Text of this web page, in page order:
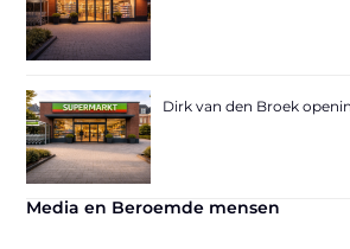
Dirk van den Broek
Media en Beroemde mensen